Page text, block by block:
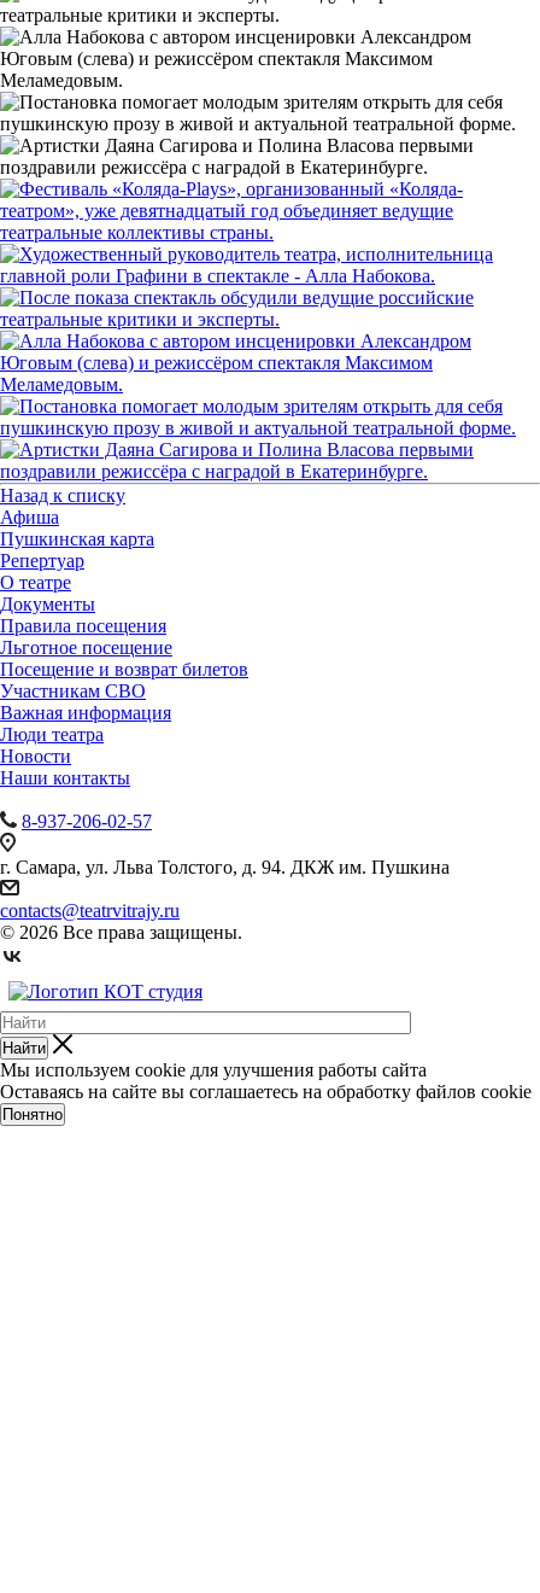
Назад к списку
Афиша
Пушкинская карта
Репертуар
О театре
Документы
Правила посещения
Льготное посещение
Посещение и возврат билетов
Участникам СВО
Важная информация
Люди театра
Новости
Наши контакты
8-937-206-02-57
г. Самара, ул. Льва Толстого, д. 94. ДКЖ им. Пушкина
contacts@teatrvitrajy.ru
© 2026 Все права защищены.
Найти
Мы используем cookie для улучшения работы сайта
Оставаясь на сайте вы соглашаетесь на обработку файлов cookie
Понятно